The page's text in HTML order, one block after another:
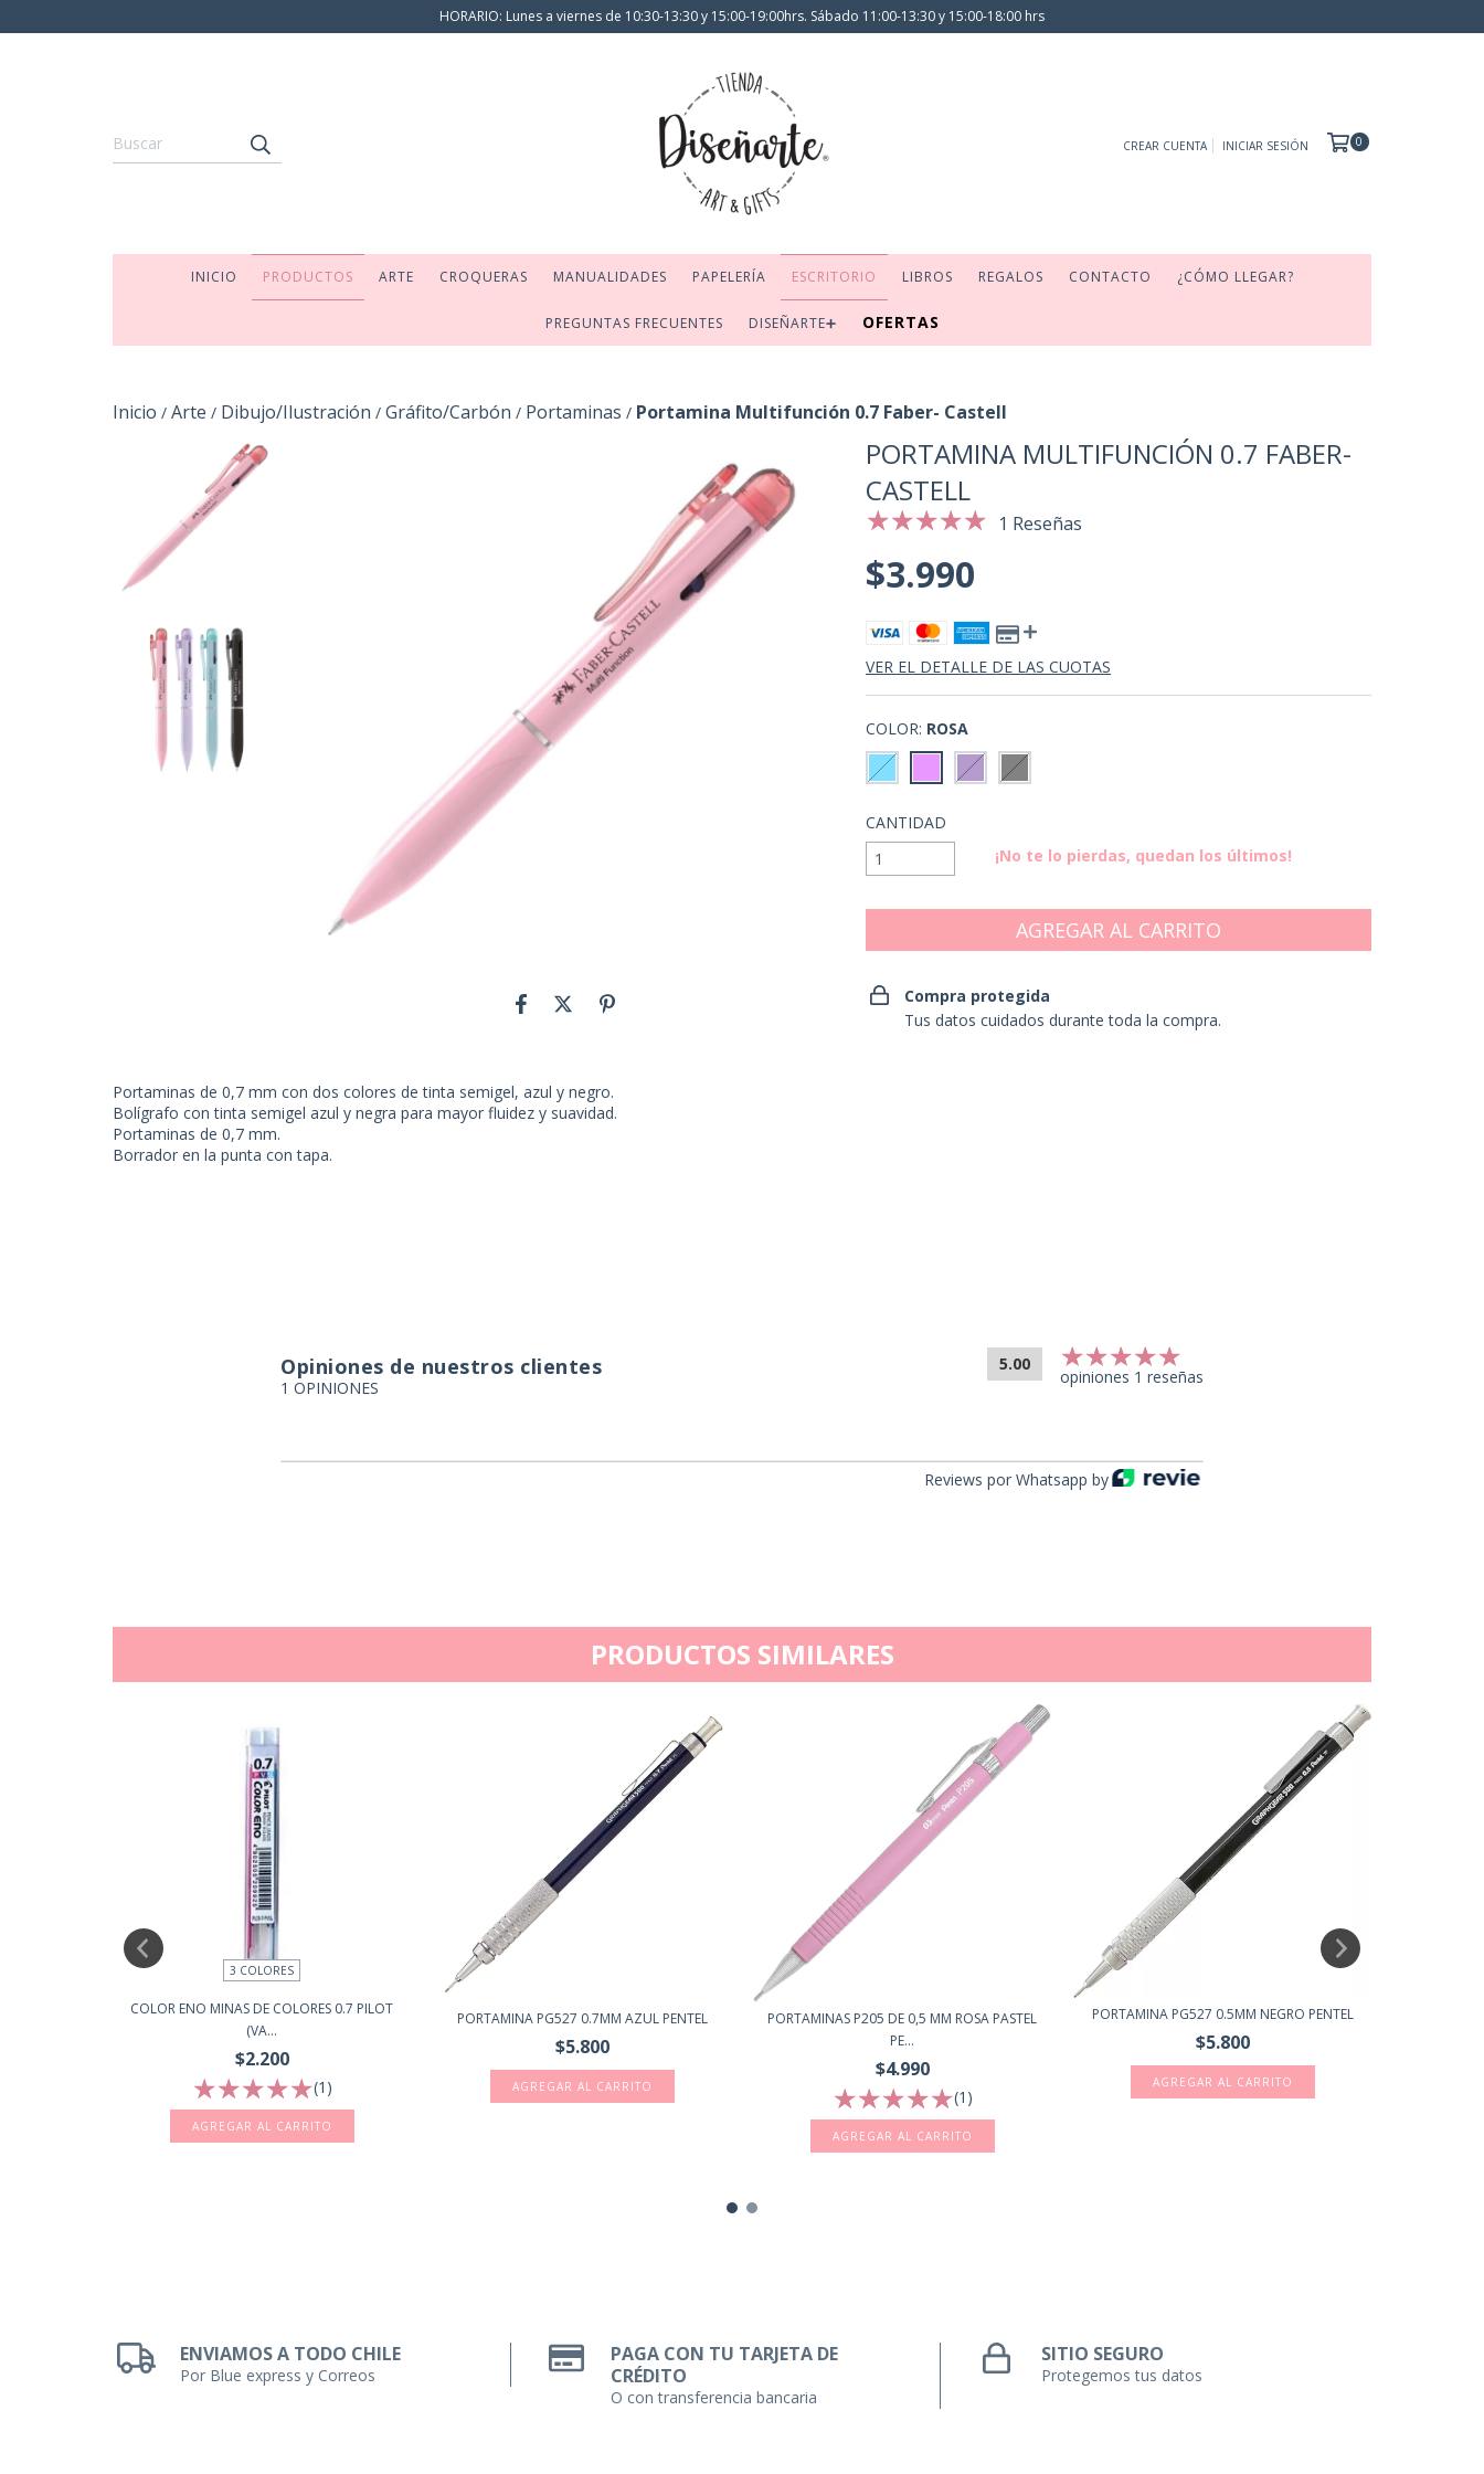
HORARIO: Lunes a viernes de 10:30-13:30 y 15:00-19:00hrs. Sábado 11:00-13:30 y 15:00-18:00 hrs
CREAR CUENTA INICIAR SESIÓN 0
INICIO PRODUCTOS ARTE CROQUERAS MANUALIDADES PAPELERÍA ESCRITORIO LIBROS REGALOS CONTACTO ¿CÓMO LLEGAR?
PREGUNTAS FRECUENTES DISEÑARTE➕ OFERTAS
Inicio / Arte / Dibujo/Ilustración / Gráfito/Carbón / Portaminas / Portamina Multifunción 0.7 Faber- Castell
Portaminas de 0,7 mm con dos colores de tinta semigel, azul y negro.
Bolígrafo con tinta semigel azul y negra para mayor fluidez y suavidad.
Portaminas de 0,7 mm.
Borrador en la punta con tapa.
PORTAMINA MULTIFUNCIÓN 0.7 FABER-
CASTELL
1 Reseñas
$3.990
VER EL DETALLE DE LAS CUOTAS
COLOR: ROSA
CANTIDAD
¡No te lo pierdas, quedan los últimos!
Compra protegida
Tus datos cuidados durante toda la compra.
Opiniones de nuestros clientes
1 OPINIONES
5.00
opiniones 1 reseñas
Reviews por Whatsapp by
PRODUCTOS SIMILARES
3 COLORES
COLOR ENO MINAS DE COLORES 0.7 PILOT
(VA...
$2.200
(1)
AGREGAR AL CARRITO
PORTAMINA PG527 0.7MM AZUL PENTEL
$5.800
PORTAMINAS P205 DE 0,5 MM ROSA PASTEL
PE...
$4.990
(1)
PORTAMINA PG527 0.5MM NEGRO PENTEL
$5.800
ENVIAMOS A TODO CHILE
Por Blue express y Correos
PAGA CON TU TARJETA DE
CRÉDITO
O con transferencia bancaria
SITIO SEGURO
Protegemos tus datos